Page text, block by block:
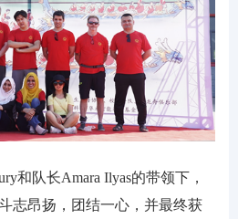
和队长Amara Ilyas的带领下，
志昂扬，团结一心，并最终获